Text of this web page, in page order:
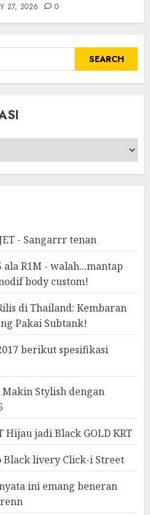
27, 2026 0
- Sangarrr tenan
ala R1M - walah...mantap
body custom!
di Thailand: Kembaran
Pakai Subtank!
berikut spesifikasi
Stylish dengan
Hijau jadi Black GOLD KRT
Black livery Click-i Street
ini emang beneran